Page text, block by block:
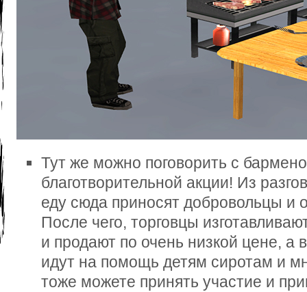
Тут же можно поговорить с
благотворительной акции! Из
еду сюда приносят добровольцы и
После чего, торговцы
и продают по очень низкой цене, а
идут на помощь детям сиротам и
тоже можете принять участие и